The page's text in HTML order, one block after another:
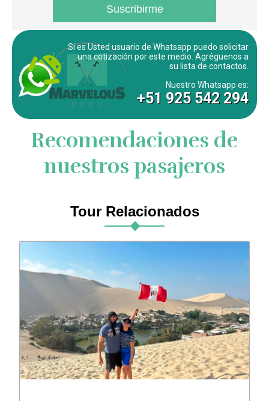
Si es Usted usuario de Whatsapp puedo solicitar
una cotización por este medio. Agréguenos a
su lista de contactos.
Nuestro Whatsapp es:
+51 925 542 294
Recomendaciones de
nuestros pasajeros
Tour Relacionados